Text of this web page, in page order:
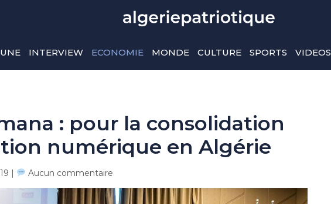
INTERVIEW ECONOMIE MONDE CULTURE SPORTS VIDEOS
: pour la consolidation
numérique en Algérie
| Aucun commentaire